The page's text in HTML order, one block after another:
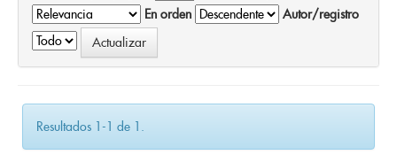
En orden
Autor/registro
Resultados 1-1 de 1.